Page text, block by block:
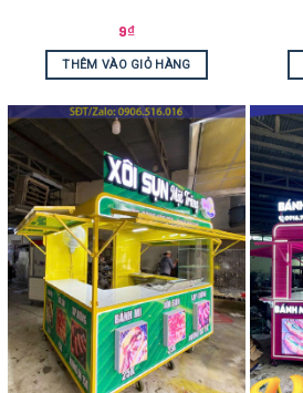
9₫
THÊM VÀO GIỎ HÀNG